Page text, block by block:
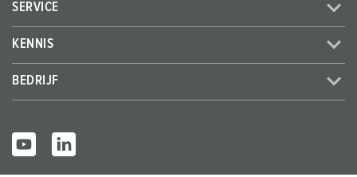
SERVICE
KENNIS
BEDRIJF